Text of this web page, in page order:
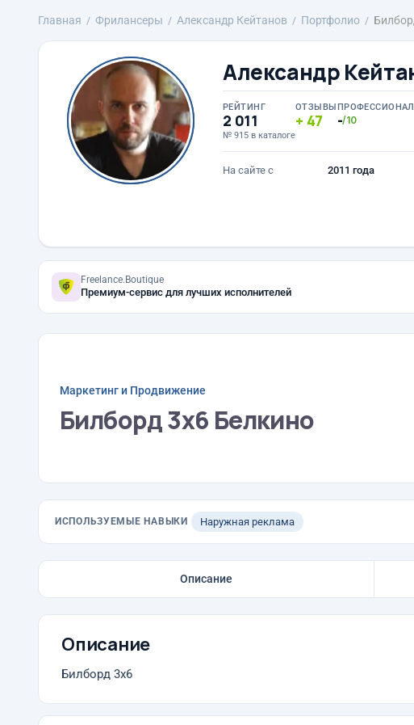
Главная Фрилансеры Александр Кейтанов Портфолио
Александр
РЕЙТИНГ
2 011
№ 915 в каталоге
ОТЗЫВЫ
47 -/10
На сайте с 2011 года
Freelance.Boutique
Премиум-сервис для лучших исполнителей
Маркетинг и Продвижение
Билборд 3х6 Белкино
ИСПОЛЬЗУЕМЫЕ НАВЫКИ Наружная реклама
Описание
Описание
Билборд 3х6